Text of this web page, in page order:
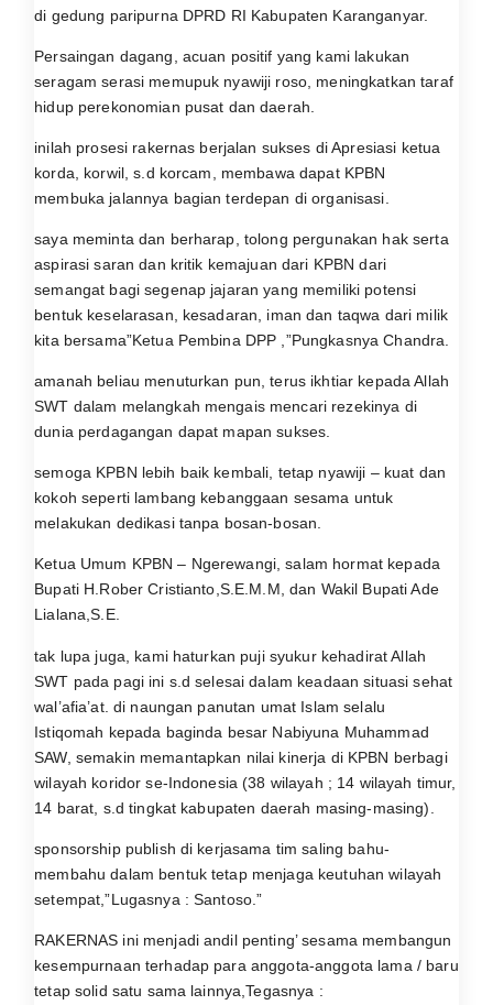
di gedung paripurna DPRD RI Kabupaten Karanganyar.
Persaingan dagang, acuan positif yang kami lakukan
seragam serasi memupuk nyawiji roso, meningkatkan taraf
hidup perekonomian pusat dan daerah.
inilah prosesi rakernas berjalan sukses di Apresiasi ketua
korda, korwil, s.d korcam, membawa dapat KPBN
membuka jalannya bagian terdepan di organisasi.
saya meminta dan berharap, tolong pergunakan hak serta
aspirasi saran dan kritik kemajuan dari KPBN dari
semangat bagi segenap jajaran yang memiliki potensi
bentuk keselarasan, kesadaran, iman dan taqwa dari milik
kita bersama”Ketua Pembina DPP ,”Pungkasnya Chandra.
amanah beliau menuturkan pun, terus ikhtiar kepada Allah
SWT dalam melangkah mengais mencari rezekinya di
dunia perdagangan dapat mapan sukses.
semoga KPBN lebih baik kembali, tetap nyawiji – kuat dan
kokoh seperti lambang kebanggaan sesama untuk
melakukan dedikasi tanpa bosan-bosan.
Ketua Umum KPBN – Ngerewangi, salam hormat kepada
Bupati H.Rober Cristianto,S.E.M.M, dan Wakil Bupati Ade
Lialana,S.E.
tak lupa juga, kami haturkan puji syukur kehadirat Allah
SWT pada pagi ini s.d selesai dalam keadaan situasi sehat
wal’afia’at. di naungan panutan umat Islam selalu
Istiqomah kepada baginda besar Nabiyuna Muhammad
SAW, semakin memantapkan nilai kinerja di KPBN berbagi
wilayah koridor se-Indonesia (38 wilayah ; 14 wilayah timur,
14 barat, s.d tingkat kabupaten daerah masing-masing).
sponsorship publish di kerjasama tim saling bahu-
membahu dalam bentuk tetap menjaga keutuhan wilayah
setempat,”Lugasnya : Santoso.”
RAKERNAS ini menjadi andil penting’ sesama membangun
kesempurnaan terhadap para anggota-anggota lama / baru
tetap solid satu sama lainnya,Tegasnya :